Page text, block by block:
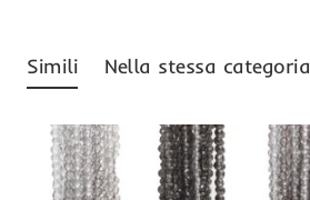
Simili Nella stessa categoria